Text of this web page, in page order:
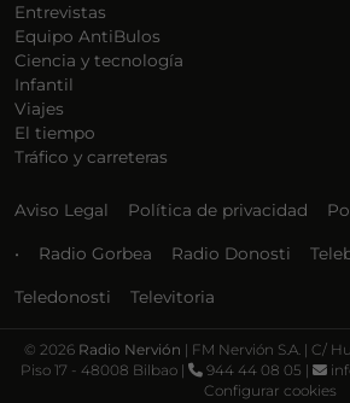
Entrevistas
Equipo AntiBulos
Ciencia y tecnología
Infantil
Viajes
El tiempo
Tráfico y carreteras
Aviso Legal Política de privacidad
• Radio Gorbea Radio Donosti
Teledonosti Televitoria
© 2026 Radio Nervión | FM Nervión S.A. | C/
Piso 17 - 48008 Bilbao |
944 44 08 05 |
Configurar cookies